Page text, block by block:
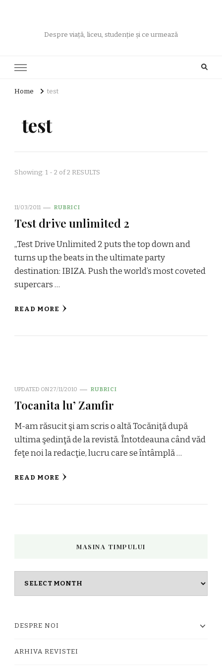
Despre viață, liceu, studenție și ce urmează
Home test
test
Showing: 1 - 2 of 2 RESULTS
11/03/2011 RUBRICI
Test drive unlimited 2
„Test Drive Unlimited 2 puts the top down and
turns up the beats in the ultimate party
destination: IBIZA. Push the world’s most coveted
supercars …
READ MORE
UPDATED ON27/11/2010 RUBRICI
Tocanita lu’ Zamfir
M-am răsucit şi am scris o altă Tocăniţă după
ultima şedinţă de la revistă. Întotdeauna când văd
feţe noi la redacţie, lucru care se întâmplă …
READ MORE
MASINA TIMPULUI
DESPRE NOI
ARHIVA REVISTEI